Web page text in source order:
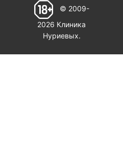
© 2009-
2026 Клиника
Нуриевых.